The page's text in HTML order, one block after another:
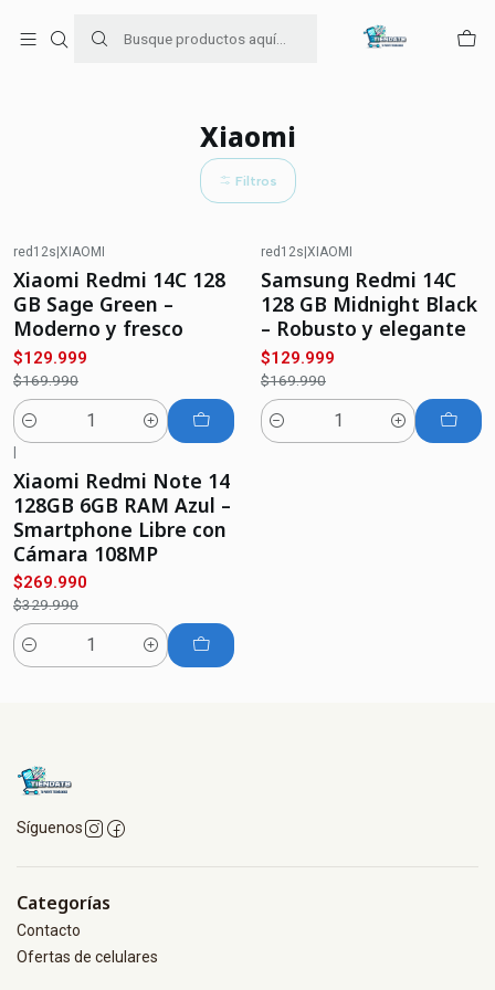
+56954787534
Xiaomi
Filtros
OFF
red12s|XIAOMI
Xiaomi Redmi 14C 128
GB Sage Green –
Moderno y fresco
$129.999
$169.990
Cantidad
OFF
red12s|XIAOMI
Samsung Redmi 14C
128 GB Midnight Black
– Robusto y elegante
$129.999
$169.990
Cantidad
|
Xiaomi Redmi Note 14
128GB 6GB RAM Azul –
Smartphone Libre con
Cámara 108MP
$269.990
$329.990
Cantidad
Síguenos
Categorías
Contacto
Ofertas de celulares